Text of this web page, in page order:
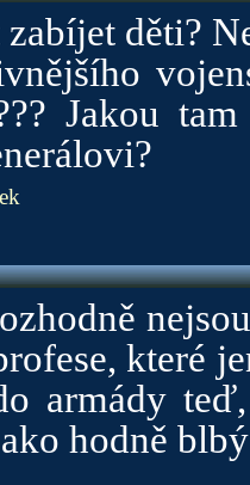
zabíjet děti?
Jakou
které
armády
hodně